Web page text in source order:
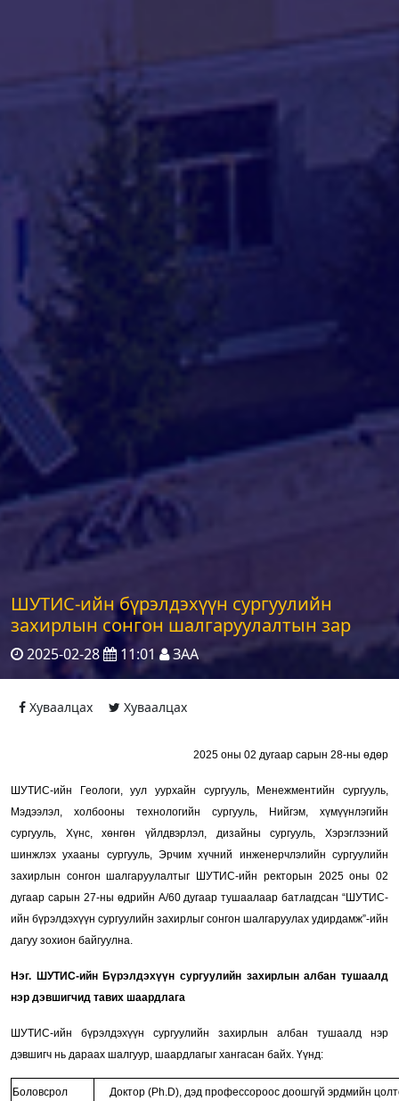
ШУТИС-ийн бүрэлдэхүүн сургуулийн
захирлын сонгон шалгаруулалтын зар
2025-02-28 11:01 ЗАА
Хуваалцах Хуваалцах
2025 оны 02 дугаар сарын 28-ны өдөр
ШУТИС-ийн Геологи, уул уурхайн сургууль, Менежментийн сургууль,
Мэдээлэл, холбооны технологийн сургууль, Нийгэм, хүмүүнлэгийн
сургууль, Хүнс, хөнгөн үйлдвэрлэл, дизайны сургууль, Хэрэглээний
шинжлэх ухааны сургууль, Эрчим хүчний инженерчлэлийн сургуулийн
захирлын сонгон шалгаруулалтыг ШУТИС-ийн ректорын 2025 оны 02
дугаар сарын 27-ны өдрийн А/60 дугаар тушаалаар батлагдсан “ШУТИС-
ийн бүрэлдэхүүн сургуулийн захирлыг сонгон шалгаруулах удирдамж”-ийн
дагуу зохион байгуулна.
Нэг. ШУТИС-ийн Бүрэлдэхүүн сургуулийн захирлын албан тушаалд
нэр дэвшигчид тавих шаардлага
ШУТИС-ийн бүрэлдэхүүн сургуулийн захирлын албан тушаалд нэр
дэвшигч нь дараах шалгуур, шаардлагыг хангасан байх. Үүнд:
Боловсрол Доктор (Ph.D), дэд профессороос доошгүй эрдмийн